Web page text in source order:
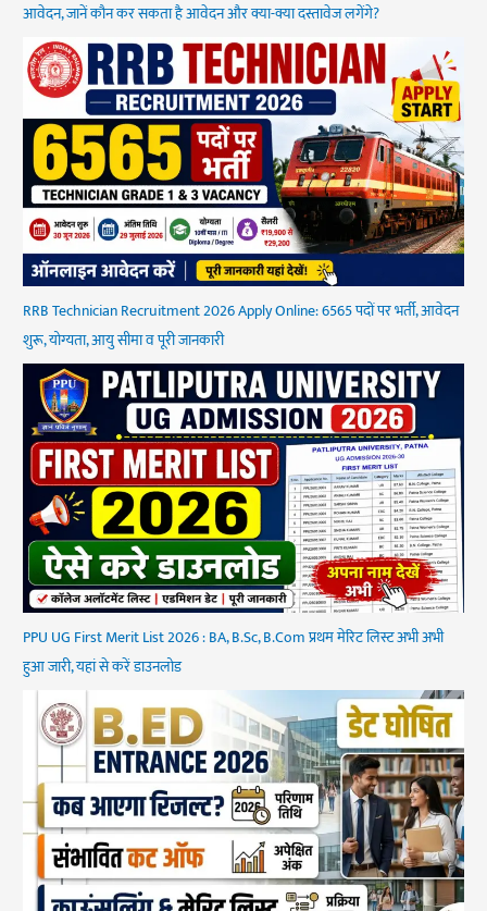
आवेदन, जानें कौन कर सकता है आवेदन और क्या-क्या दस्तावेज लगेंगे?
RRB Technician Recruitment 2026 Apply Online: 6565 पदों पर भर्ती, आवेदन
शुरू, योग्यता, आयु सीमा व पूरी जानकारी
PPU UG First Merit List 2026 : BA, B.Sc, B.Com प्रथम मेरिट लिस्ट अभी अभी
हुआ जारी, यहां से करें डाउनलोड